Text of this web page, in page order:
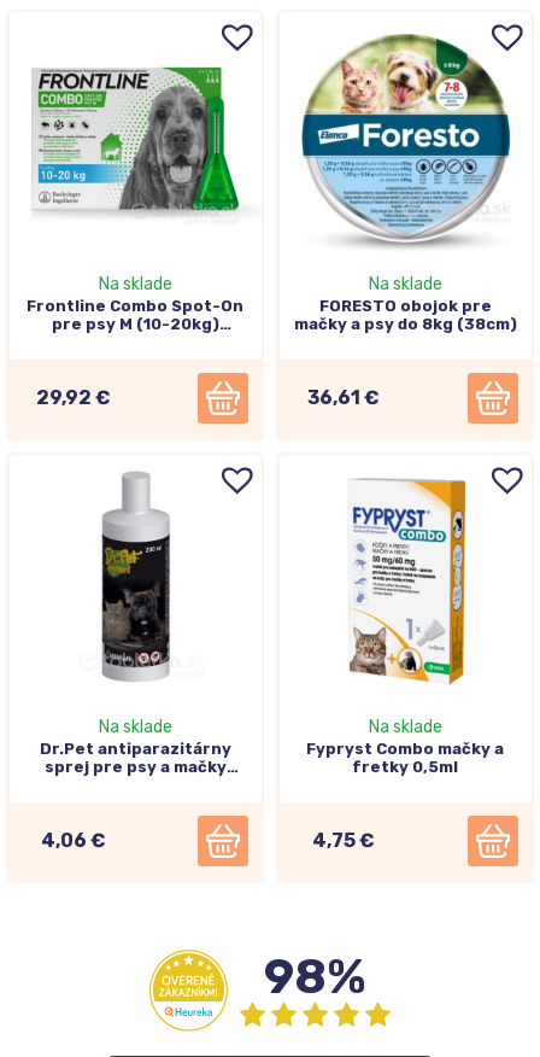
Na sklade
Frontline Combo Spot-On
pre psy M (10-20kg)
29,92 €
Na sklade
FORESTO obojok pre
mačky a psy do 8kg (38cm)
36,61 €
Na sklade
Dr.Pet antiparazitárny
sprej pre psy a mačky
4,06 €
Na sklade
Fypryst Combo mačky a
fretky 0,5ml
4,75 €
98%